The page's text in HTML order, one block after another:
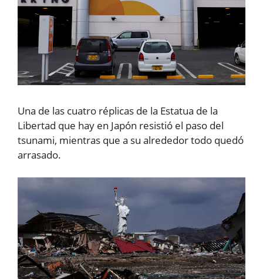
Una de las cuatro réplicas de la Estatua de la
Libertad que hay en Japón resistió el paso del
tsunami, mientras que a su alrededor todo quedó
arrasado.